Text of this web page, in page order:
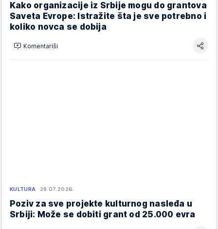
Kako organizacije iz Srbije mogu do grantova
Saveta Evrope: Istražite šta je sve potrebno i
koliko novca se dobija
Komentariši
KULTURA 28.07.2026.
Poziv za sve projekte kulturnog nasleđa u
Srbiji: Može se dobiti grant od 25.000 evra